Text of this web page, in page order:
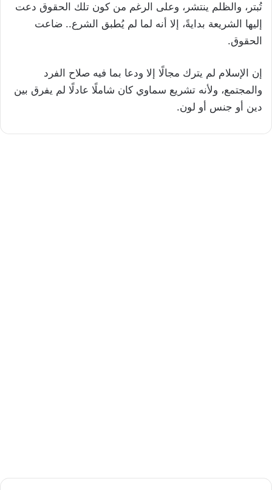
تُبتر، والظلم ينتشر، وعلى الرغم من كون تلك الحقوق دعت
إليها الشريعة بدايةً، إلا أنه لما لم يُطبق الشرع.. ضاعت
الحقوق.
إن الإسلام لم يترك مجالًا إلا ودعا بما فيه صلاح الفرد
والمجتمع، ولأنه تشريع سماوي كان شاملًا عادلًا لم يفرق بين
دين أو جنس أو لون.